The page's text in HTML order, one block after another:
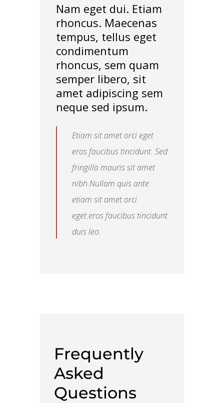
Nam eget dui. Etiam
rhoncus. Maecenas
tempus, tellus eget
condimentum
rhoncus, sem quam
semper libero, sit
amet adipiscing sem
neque sed ipsum.
Etiam sit amet orci eget
eros faucibus tincidunt. Sed
fringilla mauris sit amet
nibh.Nullam quis ante
etiam sit amet orci
eget.eros faucibus tincidunt
duis leo.
Frequently
Asked
Questions